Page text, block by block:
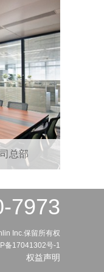
总部
7973
Inc.保留所有权
备17041302号-1
权益声明